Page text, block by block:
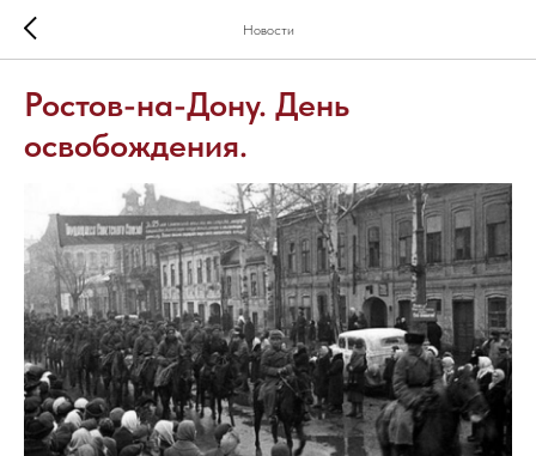
Новости
Ростов-на-Дону. День
освобождения.